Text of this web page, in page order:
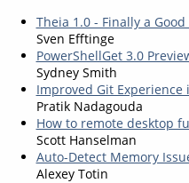
Theia 1.0 - Finally a Good
Sven Efftinge
PowerShellGet 3.0
Sydney Smith
Improved Git Experience
Pratik Nadagouda
How to remote desktop
Scott Hanselman
Auto-Detect Memory
Alexey Totin